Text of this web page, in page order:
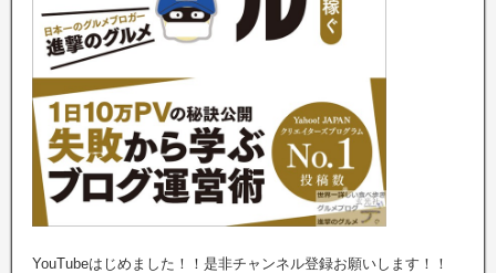
YouTubeはじめました！！是非チャンネル登録お願いします！！